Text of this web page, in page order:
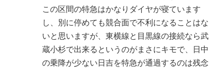
この区間の特急はかなりダイヤが寝ています
し、別に停めても競合面で不利になることはな
いと思いますが、東横線と目黒線の接続なら武
蔵小杉で出来るというのがまさにキモで、日中
の乗降が少ない日吉を特急が通過するのは残念